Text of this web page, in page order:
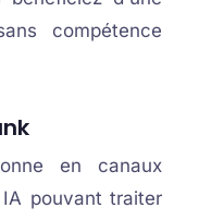
compétence
en canaux
pouvant traiter